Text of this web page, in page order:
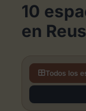
10
en Reus
Todos los